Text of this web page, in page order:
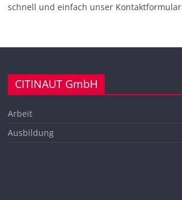
schnell und einfach unser Kontaktformular
CITINAUT GmbH
Arbeit
Ausbildung